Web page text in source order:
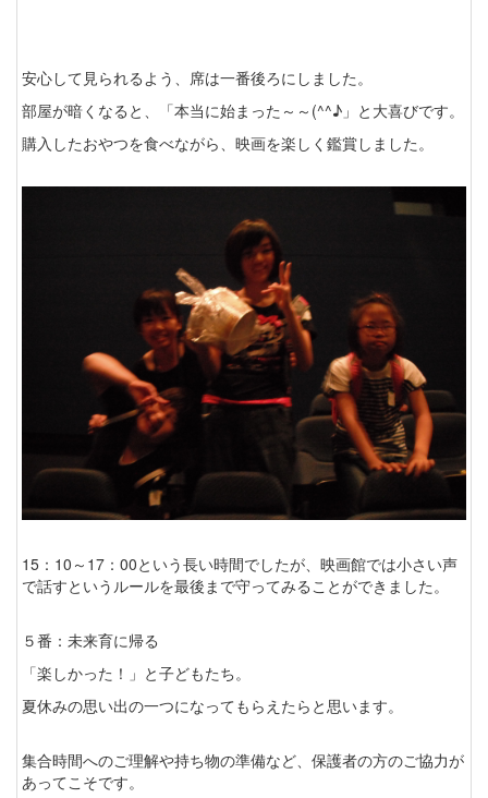
安心して見られるよう、席は一番後ろにしました。
部屋が暗くなると、「本当に始まった～～(^^♪」と大喜びです。
購入したおやつを食べながら、映画を楽しく鑑賞しました。
15：10～17：00という長い時間でしたが、映画館では小さい声
で話すというルールを最後まで守ってみることができました。
５番：未来育に帰る
「楽しかった！」と子どもたち。
夏休みの思い出の一つになってもらえたらと思います。
集合時間へのご理解や持ち物の準備など、保護者の方のご協力が
あってこそです。